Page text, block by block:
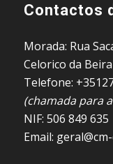
Contactos
Morada: Rua
Celorico da Beira
Telefone:
(chamada para
NIF: 506 849 635
Email: